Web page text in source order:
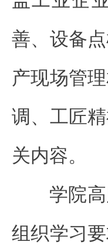
善、设备
产现场管
调、工匠
关内容。
学院
组织学习